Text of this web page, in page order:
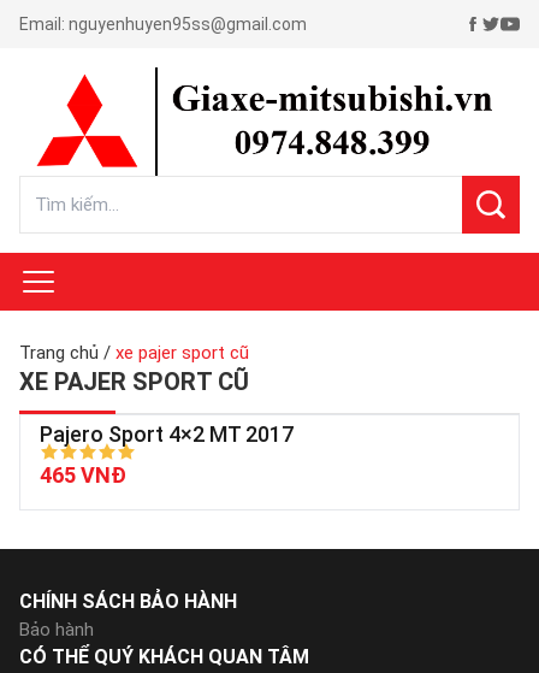
Email: nguyenhuyen95ss@gmail.com
Trang chủ / xe pajer sport cũ
XE PAJER SPORT CŨ
Pajero Sport 4×2 MT 2017
465 VNĐ
CHÍNH SÁCH BẢO HÀNH
Bảo hành
CÓ THỂ QUÝ KHÁCH QUAN TÂM